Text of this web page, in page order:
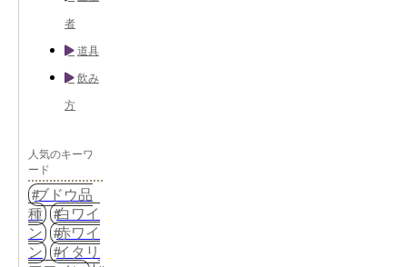
者
道具
飲み
方
人気のキーワ
ード
ブドウ品
種
白ワイ
ン
赤ワイ
ン
イタリ